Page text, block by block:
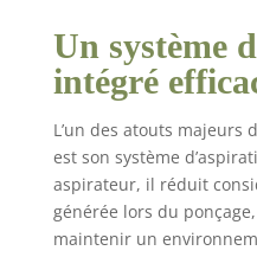
Un système
intégré
L’un des atouts majeurs
est son système
aspirateur, il réduit
générée lors du
maintenir un